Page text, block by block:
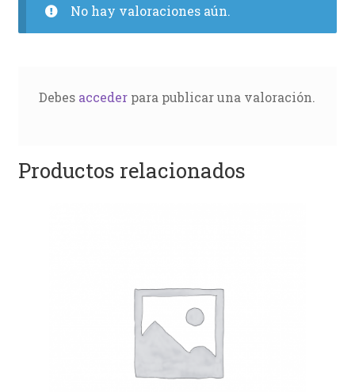
No hay valoraciones aún.
Debes accederpara publicar una valoración.
Productos relacionados